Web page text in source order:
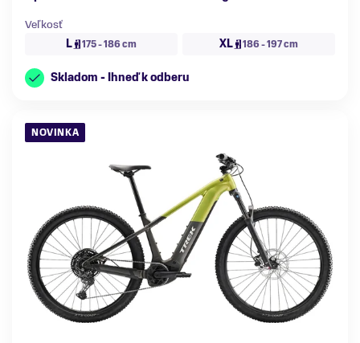
Veľkosť
L
175 - 186 cm XL 186 - 197 cm
Skladom - Ihneď k odberu
NOVINKA